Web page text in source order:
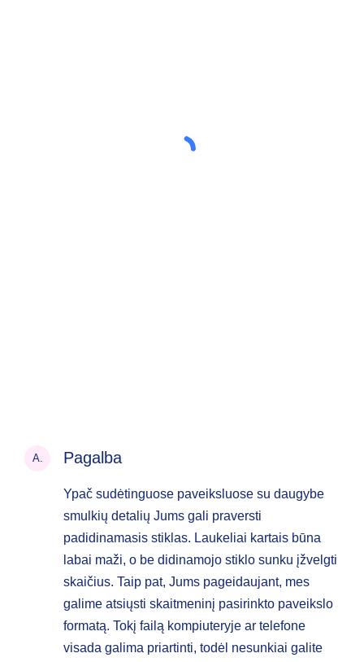
A. Pagalba
Ypač sudėtinguose paveiksluose su daugybe
smulkių detalių Jums gali praversti
padidinamasis stiklas. Laukeliai kartais būna
labai maži, o be didinamojo stiklo sunku įžvelgti
skaičius. Taip pat, Jums pageidaujant, mes
galime atsiųsti skaitmeninį pasirinkto paveikslo
formatą. Tokį failą kompiuteryje ar telefone
visada galima priartinti, todėl nesunkiai galite